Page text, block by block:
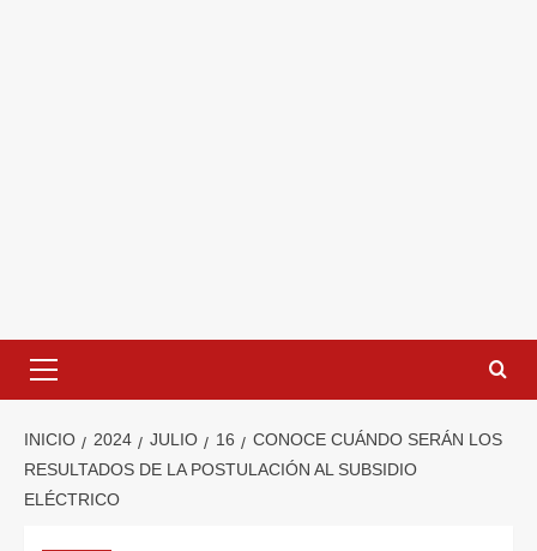
INICIO 2024 JULIO 16
CONOCE CUÁNDO SERÁN LOS
RESULTADOS DE LA POSTULACIÓN AL SUBSIDIO
ELÉCTRICO